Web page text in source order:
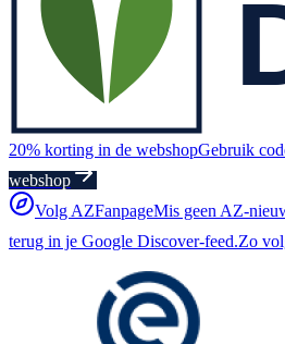
20% korting in de webshopGebruik
webshop
Volg AZFanpageMis geen AZ-
terug in je Google Discover-feed.Zo